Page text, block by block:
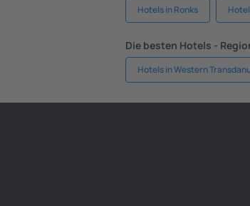
Hotels in Ronks
Die besten Hotels -
Hotels in Western